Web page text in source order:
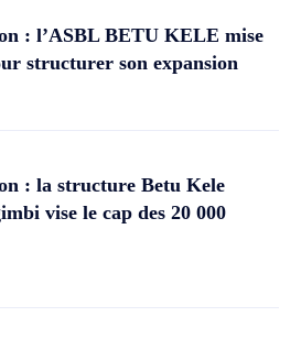
: l’ASBL BETU KELE mise
structurer son expansion
: la structure Betu Kele
vise le cap des 20 000